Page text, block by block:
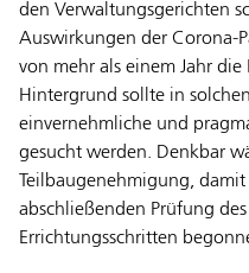
den Verwaltungsgerichten
Auswirkungen der Corona-
von mehr als einem Jahr die
Hintergrund sollte in
einvernehmliche und
gesucht werden. Denkbar
Teilbaugenehmigung,
abschließenden Prüfung
Errichtungsschritten